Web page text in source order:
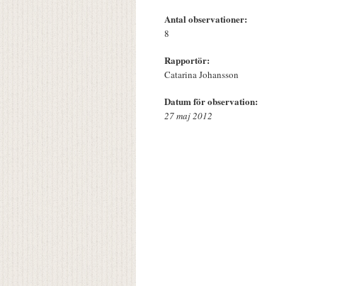
Antal observationer:
8
Rapportör:
Catarina Johansson
Datum för observation:
27 maj 2012